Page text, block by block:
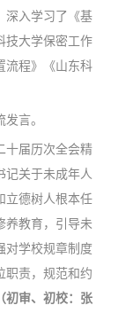
深入学习了《基
技大学保密工作
流程》《山东科
言。
十届历次全会精
记关于未成年人
立德树人根本任
养教育，引导未
对学校规章制度
职责，规范和约
（初审、初校：张